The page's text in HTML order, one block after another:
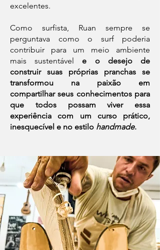
excelentes.
Como surfista, Ruan sempre se
perguntava como o surf poderia
contribuir para um meio ambiente
mais sustentávele o desejo de
construir suas próprias pranchas se
transformou na paixão em
compartilhar seus conhecimentos para
que todos possam viver essa
experiência com um curso prático,
inesquecível e no estilo handmade.